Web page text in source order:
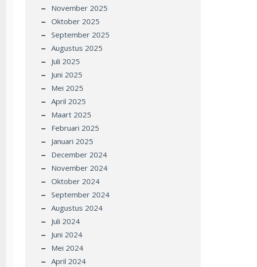
November 2025
Oktober 2025
September 2025
Augustus 2025
Juli 2025
Juni 2025
Mei 2025
April 2025
Maart 2025
Februari 2025
Januari 2025
December 2024
November 2024
Oktober 2024
September 2024
Augustus 2024
Juli 2024
Juni 2024
Mei 2024
April 2024